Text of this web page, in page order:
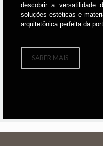
descobrir a versatilidade
soluções estéticas e
arquitetônica perfeita da
SABER MAIS